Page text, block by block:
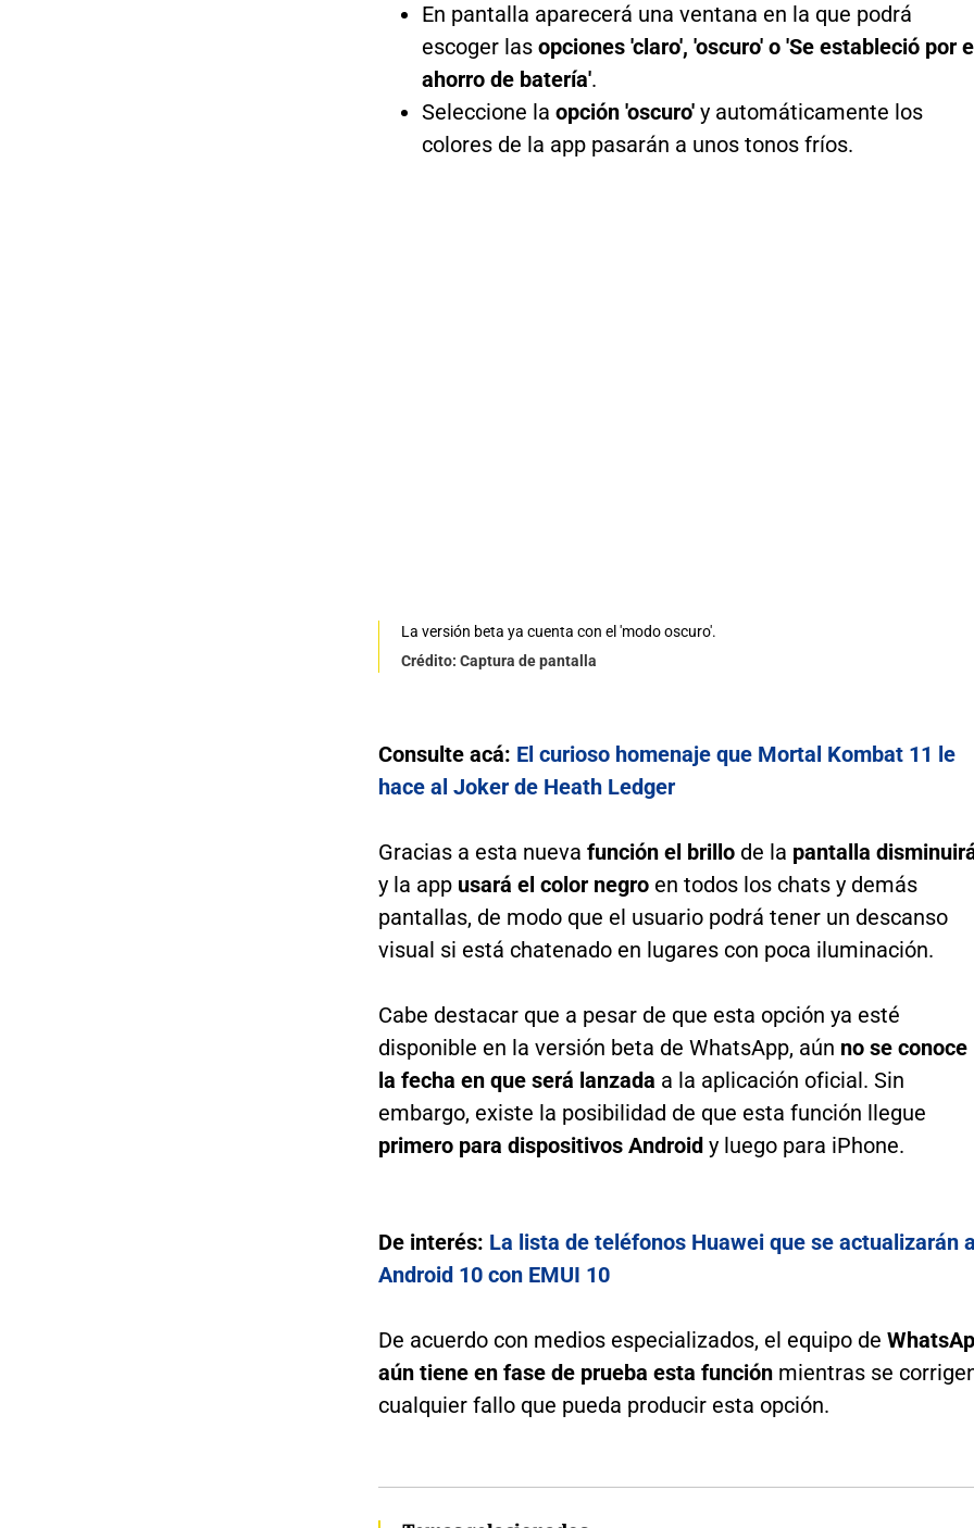
En pantalla aparecerá una ventana en la que podrá
escoger las opciones 'claro', 'oscuro' o 'Se estableció por
ahorro de batería'.
Seleccione la opción 'oscuro' y automáticamente los
colores de la app pasarán a unos tonos fríos.
La versión beta ya cuenta con el 'modo oscuro'.
Crédito: Captura de pantalla
Consulte acá: El curioso homenaje que Mortal Kombat 11 le
hace al Joker de Heath Ledger
Gracias a esta nueva función el brillo de la pantalla
y la app usará el color negroen todos los chats y demás
pantallas, de modo que el usuario podrá tener un descanso
visual si está chatenado en lugares con poca iluminación.
Cabe destacar que a pesar de que esta opción ya esté
disponible en la versión beta de WhatsApp, aún no se conoce
la fecha en que será lanzada a la aplicación oficial. Sin
embargo, existe la posibilidad de que esta función llegue
primero para dispositivos Androidy luego para iPhone.
De interés: La lista de teléfonos Huawei que se actualizarán
Android 10 con EMUI 10
De acuerdo con medios especializados, el equipo de
aún tiene en fase de prueba esta función mientras se
cualquier fallo que pueda producir esta opción.